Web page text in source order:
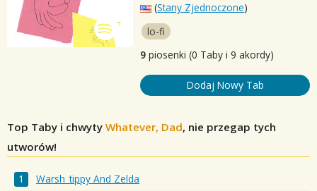
(Stany Zjednoczone)
lo-fi
9 piosenki (0 Taby i 9 akordy)
Dodaj Nowy Tab
Top Taby i chwyty Whatever, Dad, nie przegap tych
utworów!
Warsh_tippy And Zelda